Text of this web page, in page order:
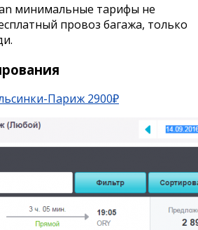
минимальные тарифы не
провоз багажа, только
Париж 2900₽